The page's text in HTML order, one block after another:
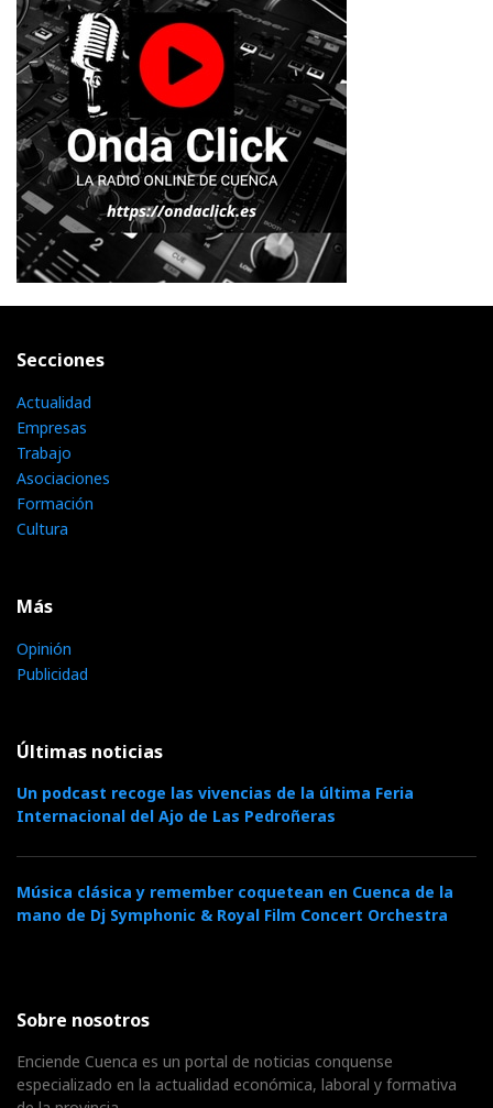
Secciones
Actualidad
Empresas
Trabajo
Asociaciones
Formación
Cultura
Más
Opinión
Publicidad
Últimas noticias
Un podcast recoge las vivencias de la última Feria
Internacional del Ajo de Las Pedroñeras
Música clásica y remember coquetean en Cuenca de la
mano de Dj Symphonic & Royal Film Concert Orchestra
Sobre nosotros
Enciende Cuenca es un portal de noticias conquense
especializado en la actualidad económica, laboral y formativa